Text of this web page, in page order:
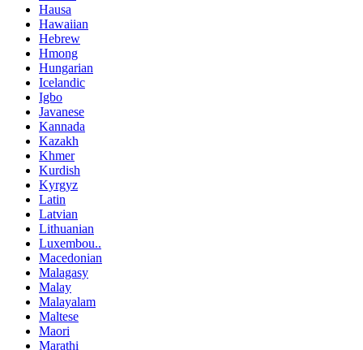
Hausa
Hawaiian
Hebrew
Hmong
Hungarian
Icelandic
Igbo
Javanese
Kannada
Kazakh
Khmer
Kurdish
Kyrgyz
Latin
Latvian
Lithuanian
Luxembou..
Macedonian
Malagasy
Malay
Malayalam
Maltese
Maori
Marathi